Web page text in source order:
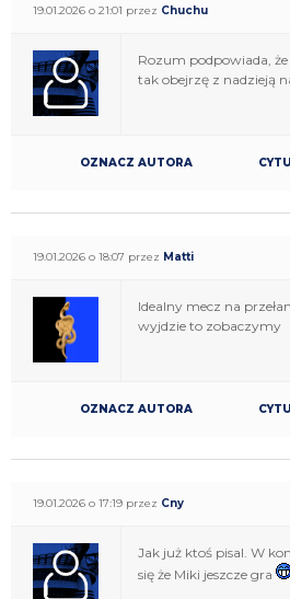
19.01.2026 o 21:01 przez Chuchu
Rozum podpowiada,
tak obejrzę z nadzieją
OZNACZ AUTORA
19.01.2026 o 18:07 przez Matti
Idealny mecz na
wyjdzie to zobaczymy
OZNACZ AUTORA
19.01.2026 o 17:19 przez Cny
Jak już ktoś pisal. W
się że Miki jeszcze gra